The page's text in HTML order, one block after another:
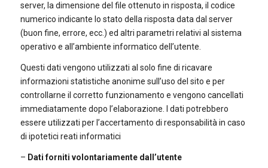
server, la dimensione del file ottenuto in risposta, il codice
numerico indicante lo stato della risposta data dal server
(buon fine, errore, ecc.) ed altri parametri relativi al sistema
operativo e all’ambiente informatico dell’utente.
Questi dati vengono utilizzati al solo fine di ricavare
informazioni statistiche anonime sull’uso del sito e per
controllarne il corretto funzionamento e vengono cancellati
immediatamente dopo l’elaborazione. I dati potrebbero
essere utilizzati per l’accertamento di responsabilità in caso
di ipotetici reati informatici
– Dati forniti volontariamente dall’utente